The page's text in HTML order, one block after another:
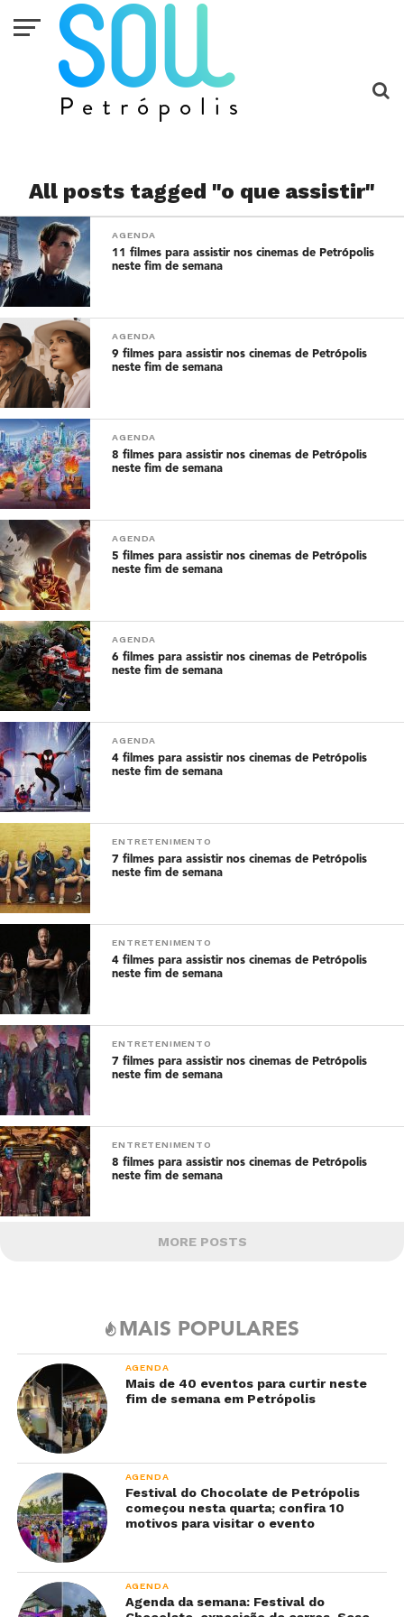
All posts tagged "o que assistir"
AGENDA
11 filmes para assistir nos cinemas de Petrópolis
neste fim de semana
AGENDA
9 filmes para assistir nos cinemas de Petrópolis
neste fim de semana
AGENDA
8 filmes para assistir nos cinemas de Petrópolis
neste fim de semana
AGENDA
5 filmes para assistir nos cinemas de Petrópolis
neste fim de semana
AGENDA
6 filmes para assistir nos cinemas de Petrópolis
neste fim de semana
AGENDA
4 filmes para assistir nos cinemas de Petrópolis
neste fim de semana
ENTRETENIMENTO
7 filmes para assistir nos cinemas de Petrópolis
neste fim de semana
ENTRETENIMENTO
4 filmes para assistir nos cinemas de Petrópolis
neste fim de semana
ENTRETENIMENTO
7 filmes para assistir nos cinemas de Petrópolis
neste fim de semana
ENTRETENIMENTO
8 filmes para assistir nos cinemas de Petrópolis
neste fim de semana
MORE POSTS
MAIS POPULARES
AGENDA
Mais de 40 eventos para curtir neste
fim de semana em Petrópolis
AGENDA
Festival do Chocolate de Petrópolis
começou nesta quarta; confira 10
motivos para visitar o evento
AGENDA
Agenda da semana: Festival do